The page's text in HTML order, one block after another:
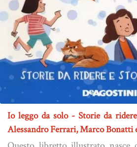
Io leggo da solo - Storie da
Alessandro Ferrari, Marco Bonatti